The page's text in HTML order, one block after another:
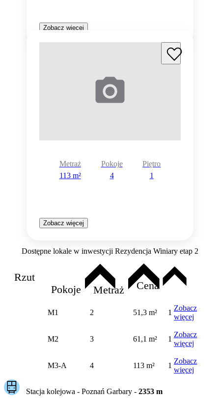
Zobacz więcej
Metraż
113 m²
Pokoje
4
Piętro
1
Zobacz więcej
Dostępne lokale w inwestycji Rezydencja Winiary etap 2
Rzut
Pokoje
Metraż Cena
M1 2 51,3 m² 1
Zobacz
więcej
M2 3 61,1 m² 1
Zobacz
więcej
M3-A 4 113 m² 1
Zobacz
więcej
Stacja kolejowa - Poznań Garbary- 2353m